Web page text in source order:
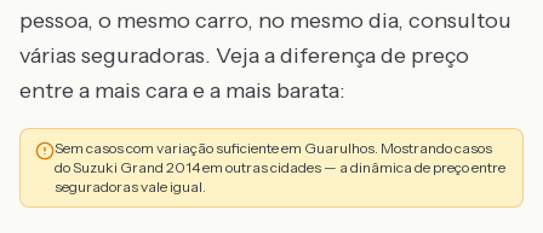
pessoa, o mesmo carro, no mesmo dia, consultou
várias seguradoras. Veja a diferença de preço
entre a mais cara e a mais barata:
Sem casos com variação suficiente em Guarulhos. Mostrando casos
do Suzuki Grand 2014 em outras cidades — a dinâmica de preço entre
seguradoras vale igual.